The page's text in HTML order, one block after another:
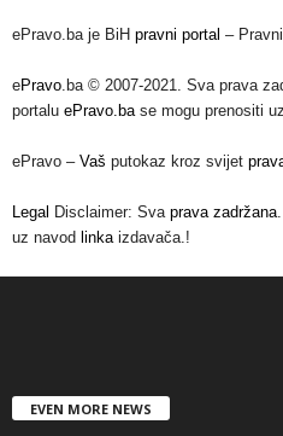
ePravo.ba je BiH pravni portal –
ePravo.ba © 2007-2021. Sva prava
portalu ePravo.base mogu prenositi
ePravo – Vaš putokaz kroz svijet
Legal Disclaimer: Sva prava zadržana
uz navod linkaizdavača.!
EVEN MORE NEWS